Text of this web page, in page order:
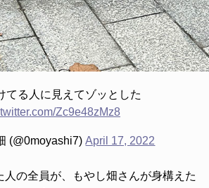
てる人に見えてゾッとした
Zc9e48zMz8
(@0moyashi7)April 17, 2022
人の全員が、もやし畑さんが身構えた